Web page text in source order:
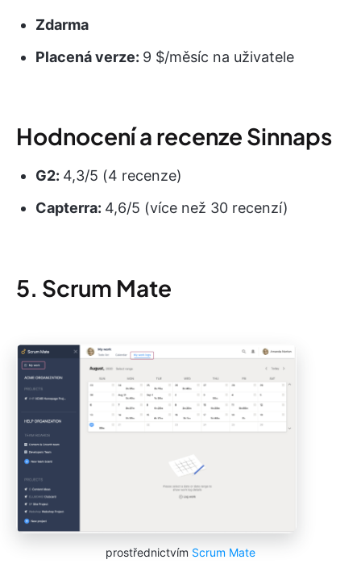
Zdarma
Placená verze: 9 $/měsíc na uživatele
Hodnocení a recenze Sinnaps
G2: 4,3/5 (4 recenze)
Capterra: 4,6/5 (více než 30 recenzí)
5. Scrum Mate
prostřednictvím Scrum Mate